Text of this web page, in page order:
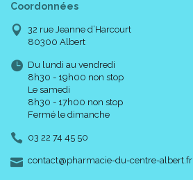
Coordonnées
32 rue Jeanne d’Harcourt
80300 Albert
Du lundi au vendredi
8h30 - 19h00 non stop
Le samedi
8h30 - 17h00 non stop
Fermé le dimanche
03 22 74 45 50
contact-
@-
pharmacie-du-centre-albert.fr